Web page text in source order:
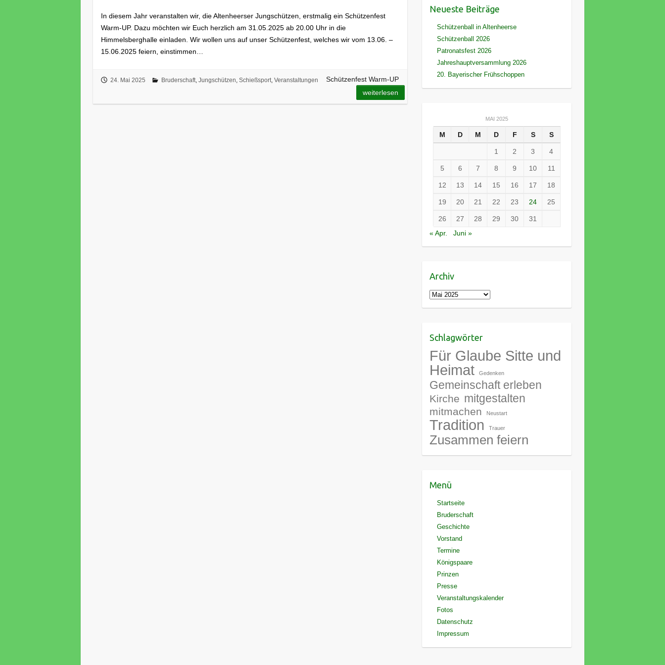
In diesem Jahr veranstalten wir, die Altenheerser Jungschützen, erstmalig ein Schützenfest
Warm-UP. Dazu möchten wir Euch herzlich am 31.05.2025 ab 20.00 Uhr in die
Himmelsberghalle einladen. Wir wollen uns auf unser Schützenfest, welches wir vom 13.06. –
15.06.2025 feiern, einstimmen…
24. Mai 2025 Bruderschaft, Jungschützen, Schießsport, Veranstaltungen
Schützenfest Warm-UP
weiterlesen
Neueste Beiträge
Schützenball in Altenheerse
Schützenball 2026
Patronatsfest 2026
Jahreshauptversammlung 2026
20. Bayerischer Frühschoppen
MAI 2025
M D M D F S S
1 2 3 4
5 6 7 8 9 10 11
12 13 14 15 16 17 18
19 20 21 22 23 24 25
26 27 28 29 30
31
« Apr.
Juni »
Archiv
Archiv
Schlagwörter
Für Glaube Sitte und
Heimat
Gedenken
Gemeinschaft erleben
Kirche mitgestalten
mitmachen Neustart
Tradition Trauer
Zusammen feiern
Menü
Startseite
Bruderschaft
Geschichte
Vorstand
Termine
Königspaare
Prinzen
Presse
Veranstaltungskalender
Fotos
Datenschutz
Impressum